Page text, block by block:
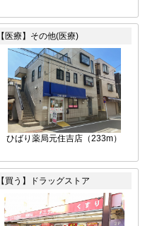
【医療】その他(医療)
ひばり薬局元住吉店（233m）
【買う】ドラッグストア